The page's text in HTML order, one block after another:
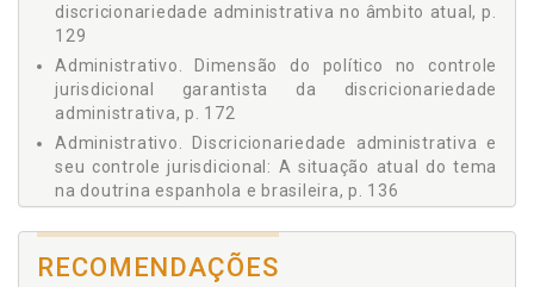
2.9 O Estado Constitucional de Direito e a Democracia, p.
72
2.10A Relação entre Valores e Princípios, p. 78
CAPÍTULO III - OS PRINCÍPIOS NO ESTADO CONSTITUCIONAL
DE DIREITO, p. 83
3.1 Considerações Iniciais, p. 83
3.2 Os Princípios de Direito no Contexto do Ordenamento
Jurídico, p. 84
operatividade, p. 90
discricionariedade administrativa no âmbito atual, p.
129
Administrativo. Dimensão do político no controle
jurisdicional garantista da discricionariedade
administrativa, p. 172
Administrativo. Discricionariedade administrativa e
seu controle jurisdicional: A situação atual do tema
na doutrina espanhola e brasileira, p. 136
Administrativo. Discricionariedade no Estado liberal
RECOMENDAÇÕES